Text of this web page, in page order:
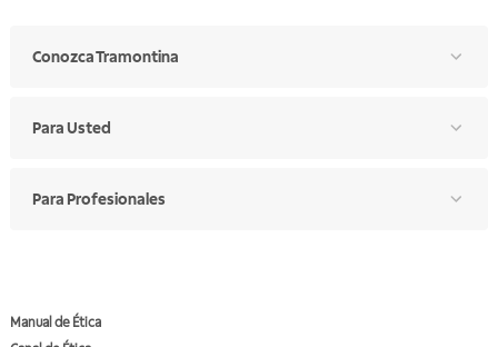
Conozca Tramontina
Para Usted
Para Profesionales
Manual de Ética